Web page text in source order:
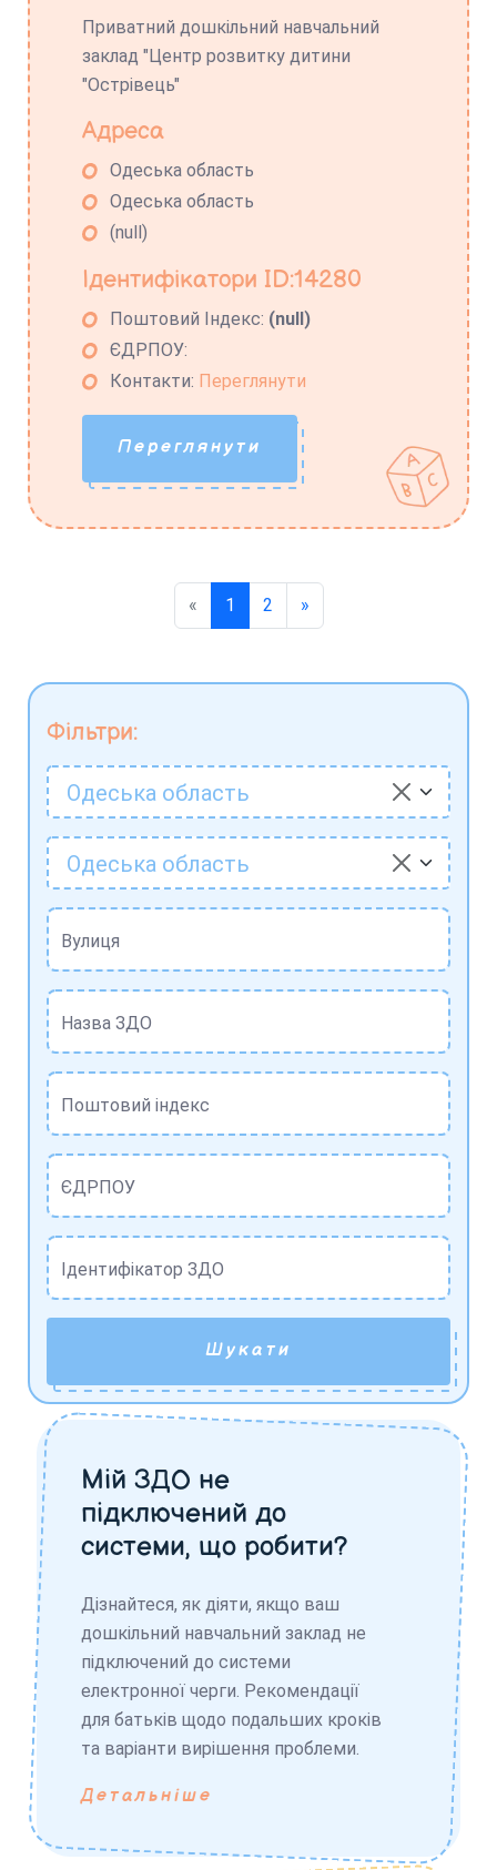
Фільтри:
Одеська область
Одеська область
Вулиця
Назва ЗДО
Поштовий індекс
ЄДРПОУ
Ідентифікатор ЗДО
Шукати
Мій ЗДО не
підключений до
системи, що робити?
Дізнайтеся, як діяти, якщо ваш
дошкільний навчальний заклад не
підключений до системи
електронної черги. Рекомендації
для батьків щодо подальших кроків
та варіанти вирішення проблеми.
Детальніше
Приватний дошкільний навчальний
заклад "Центр розвитку дитини
"Острівець"
Адреса
Одеська область
Одеська область
(null)
Ідентифікатори ID:14280
Поштовий Індекс: (null)
ЄДРПОУ:
Контакти: Переглянути
Переглянути
« 1 2 »